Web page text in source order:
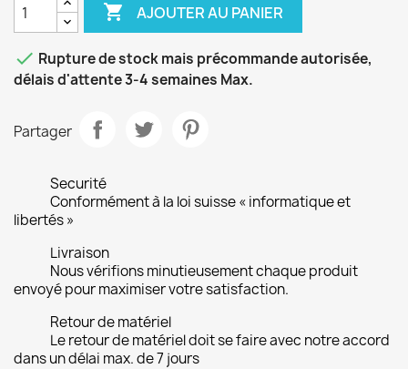
 AJOUTER AU PANIER
 Rupture de stock mais précommande autorisée,
délais d'attente 3-4 semaines Max.
Partager
Securité
Conformément à la loi suisse « informatique et
libertés »
Livraison
Nous vérifions minutieusement chaque produit
envoyé pour maximiser votre satisfaction.
Retour de matériel
Le retour de matériel doit se faire avec notre accord
dans un délai max. de 7 jours